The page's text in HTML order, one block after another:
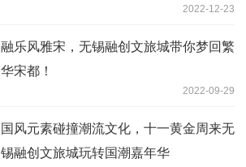
2022-12-23
融乐风雅宋，无锡融创文旅城带你梦回繁
华宋都！
2022-09-29
国风元素碰撞潮流文化，十一黄金周来无
锡融创文旅城玩转国潮嘉年华